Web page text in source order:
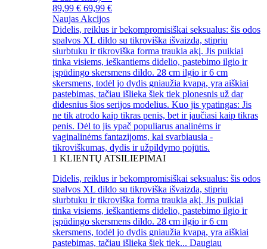
89,99 € 69,99 €
NaujasAkcijos
Didelis, reiklus ir bekompromisiškai seksualus: šis odos
spalvos XL dildo su tikroviška išvaizda, stipriu
siurbtuku ir tikroviška forma traukia akį. Jis puikiai
tinka visiems, ieškantiems didelio, pastebimo ilgio ir
įspūdingo skersmens dildo. 28 cm ilgio ir 6 cm
skersmens, todėl jo dydis gniaužia kvapą, yra aiškiai
pastebimas, tačiau išlieka šiek tiek plonesnis už dar
didesnius šios serijos modelius. Kuo jis ypatingas: Jis
ne tik atrodo kaip tikras penis, bet ir jaučiasi kaip tikras
penis. Dėl to jis ypač populiarus analinėms ir
vaginalinėms fantazijoms, kai svarbiausia -
tikroviškumas, dydis ir užpildymo pojūtis.
1 KLIENTŲ ATSILIEPIMAI
Didelis, reiklus ir bekompromisiškai seksualus: šis odos
spalvos XL dildo su tikroviška išvaizda, stipriu
siurbtuku ir tikroviška forma traukia akį. Jis puikiai
tinka visiems, ieškantiems didelio, pastebimo ilgio ir
įspūdingo skersmens dildo. 28 cm ilgio ir 6 cm
skersmens, todėl jo dydis gniaužia kvapą, yra aiškiai
pastebimas, tačiau išlieka šiek tiek... Daugiau